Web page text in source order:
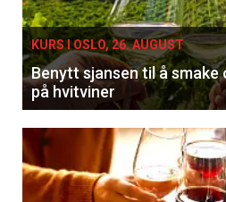
KURS I OSLO, 26. AUGUST
Benytt sjansen til å
på hvitviner